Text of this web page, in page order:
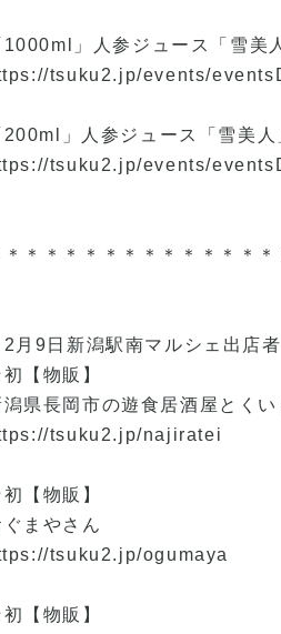
1000ml」人参ジュース「雪美
tsuku2.jp/events/
200ml」人参ジュース「雪美人
tsuku2.jp/events/
＊＊＊＊＊＊＊＊＊＊＊＊＊＊
2月9日新潟駅南マルシェ出店者
【物販】
潟県長岡市の遊食居酒屋とく
tsuku2.jp/najiratei
【物販】
ぐまやさん
tsuku2.jp/ogumaya
【物販】